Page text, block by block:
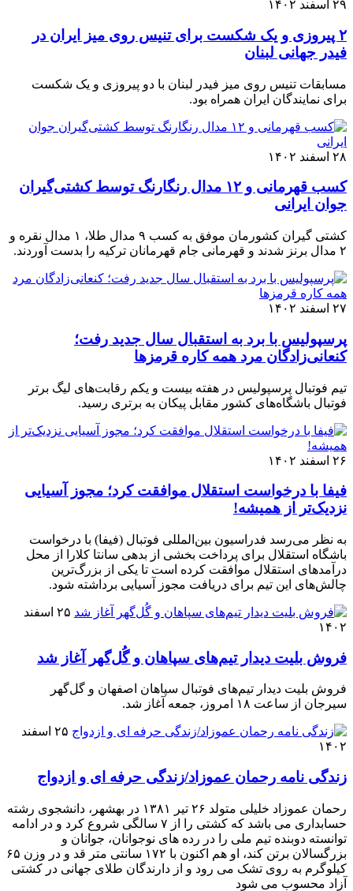
۲۹ اسفند ۱۴۰۲
۲ پیروزی و یک شکست برای تنیس روی میز ایران در
فیدر جهانی لبنان
مسابقات تنیس روی میز فیدر لبنان با دو پیروزی و یک شکست
برای نمایندگان ایران همراه بود.
۲۸ اسفند ۱۴۰۲
کسب قهرمانی و ۱۲ مدال رنگارنگ توسط کشتی‌گیران
جوان ایرانی
کشتی گیران کشورمان موفق به کسب ۹ مدال طلا، ۱ مدال نقره و
۲ مدال برنز شدند و قهرمانی جام قهرمانان ترکیه را بدست آوردند.
۲۷ اسفند ۱۴۰۲
پرسپولیس با برد به استقبال سال جدید رفت؛
کنعانی‌زادگان مرد همه کاره قرمزها
تیم فوتبال پرسپولیس در هفته بیست و یکم رقابت‌های لیگ برتر
فوتبال باشگاه‌های کشور مقابل پیکان به برتری رسید.
۲۶ اسفند ۱۴۰۲
فیفا با درخواست استقلال موافقت کرد؛ مجوز آسیایی
نزدیک‌تر از همیشه!
به نظر می‌رسد فدراسیون بین‌المللی فوتبال (فیفا) با درخواست
باشگاه استقلال برای پرداخت بخشی از بدهی سانتا کلارا از محل
درآمدهای استقلال موافقت کرده است تا یکی از بزرگ‌ترین
چالش‌های این تیم برای دریافت مجوز آسیایی برداشته شود.
۲۵ اسفند
۱۴۰۲
فروش بلیت‌ دیدار تیم‌های سپاهان و گُل‌گهر آغاز شد
فروش بلیت دیدار تیم‌های فوتبال سپاهان اصفهان و گل‌گهر
سیرجان از ساعت ۱۸ امروز، جمعه آغاز شد.
۲۵ اسفند
۱۴۰۲
زندگی نامه رحمان عموزاد/زندگی حرفه ای و ازدواج
رحمان عموزاد خلیلی متولد ۲۶ تیر ۱۳۸۱ در بهشهر، دانشجوی رشته
حسابداری می باشد که کشتی را از ۷ سالگی شروع کرد و در ادامه
توانسته دوبنده تیم ملی را در رده های نوجوانان، جوانان و
بزرگسالان برتن کند، او هم اکنون با ۱۷۲ سانتی متر قد و در وزن ۶۵
کیلوگرم به روی تشک می رود و از دارندگان طلای جهانی در کشتی
آزاد محسوب می شود